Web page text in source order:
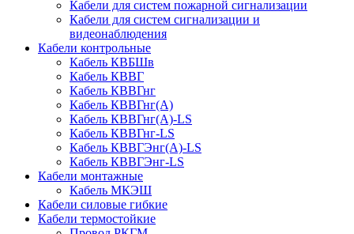
Кабели для систем пожарной сигнализации
Кабели для систем сигнализации и
видеонаблюдения
Кабели контрольные
Кабель КВБШв
Кабель КВВГ
Кабель КВВГнг
Кабель КВВГнг(А)
Кабель КВВГнг(А)-LS
Кабель КВВГнг-LS
Кабель КВВГЭнг(А)-LS
Кабель КВВГЭнг-LS
Кабели монтажные
Кабель МКЭШ
Кабели силовые гибкие
Кабели термостойкие